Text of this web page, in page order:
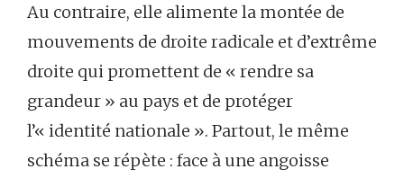
Au contraire, elle alimente la montée de
mouvements de droite radicale et d’extrême
droite qui promettent de « rendre sa
grandeur » au pays et de protéger
l’« identité nationale ». Partout, le même
schéma se répète : face à une angoisse